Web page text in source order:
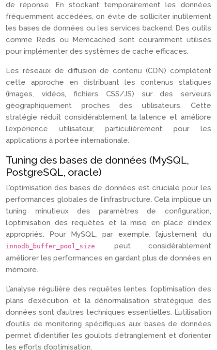
de réponse. En stockant temporairement les données
fréquemment accédées, on évite de solliciter inutilement
les bases de données ou les services backend. Des outils
comme Redis ou Memcached sont couramment utilisés
pour implémenter des systèmes de cache efficaces.
Les réseaux de diffusion de contenu (CDN) complètent
cette approche en distribuant les contenus statiques
(images, vidéos, fichiers CSS/JS) sur des serveurs
géographiquement proches des utilisateurs. Cette
stratégie réduit considérablement la latence et améliore
l’expérience utilisateur, particulièrement pour les
applications à portée internationale.
Tuning des bases de données (MySQL,
PostgreSQL, oracle)
L’optimisation des bases de données est cruciale pour les
performances globales de l’infrastructure. Cela implique un
tuning minutieux des paramètres de configuration,
l’optimisation des requêtes et la mise en place d’index
appropriés. Pour MySQL, par exemple, l’ajustement du
innodb_buffer_pool_size peut considérablement
améliorer les performances en gardant plus de données en
mémoire.
L’analyse régulière des requêtes lentes, l’optimisation des
plans d’exécution et la dénormalisation stratégique des
données sont d’autres techniques essentielles. L’utilisation
d’outils de monitoring spécifiques aux bases de données
permet d’identifier les goulots d’étranglement et d’orienter
les efforts d’optimisation.